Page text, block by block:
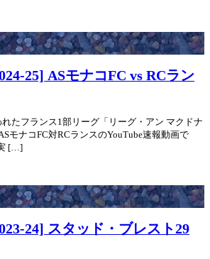
25] ASモナコFC vs RCラン
たフランス1部リーグ「リーグ・アン マクドナ
モナコFC対RCランスのYouTube速報動画で
[…]
24] スタッド・ブレスト29